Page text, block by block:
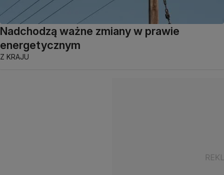
Nadchodzą ważne zmiany w prawie
energetycznym
Z KRAJU